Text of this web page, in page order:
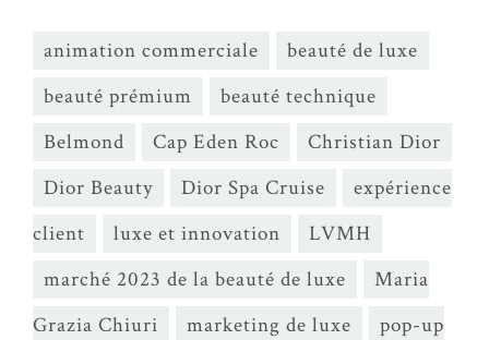
animation commerciale
beauté de luxe
beauté prémium
beauté technique
Belmond
Cap Eden Roc
Christian Dior
Dior Beauty
Dior Spa Cruise
expérience
client
luxe et innovation
LVMH
marché 2023 de la beauté de luxe
Maria
Grazia Chiuri
marketing de luxe
pop-up